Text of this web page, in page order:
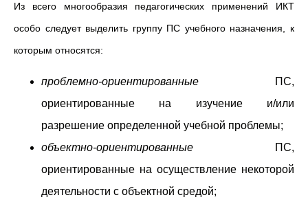
Из всего многообразия педагогических применений ИКТ
особо следует выделить группу ПС учебного назначения, к
которым относятся:
проблемно-ориентированные ПС,
ориентированные на изучение и/или
разрешение определенной учебной проблемы;
объектно-ориентированные ПС,
ориентированные на осуществление некоторой
деятельности с объектной средой;